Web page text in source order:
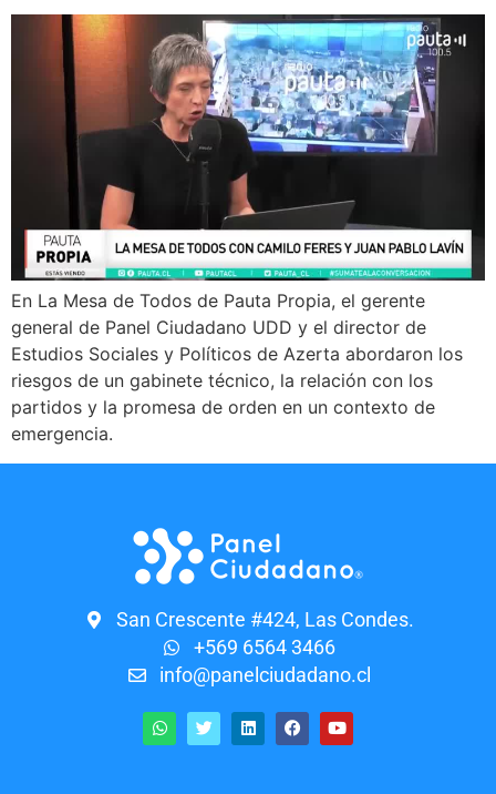
En La Mesa de Todos de Pauta Propia, el gerente
general de Panel Ciudadano UDD y el director de
Estudios Sociales y Políticos de Azerta abordaron los
riesgos de un gabinete técnico, la relación con los
partidos y la promesa de orden en un contexto de
emergencia.
San Crescente #424, Las Condes.
+569 6564 3466
info@panelciudadano.cl